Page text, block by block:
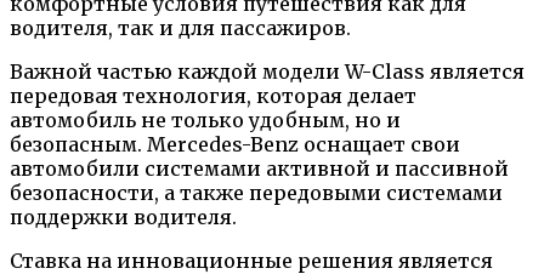
водителя, так и для пассажиров.
Важной частью каждой модели W-Class является
передовая технология, которая делает
автомобиль не только удобным, но и
безопасным. Mercedes-Benz оснащает свои
автомобили системами активной и пассивной
безопасности, а также передовыми системами
поддержки водителя.
Ставка на инновационные решения является